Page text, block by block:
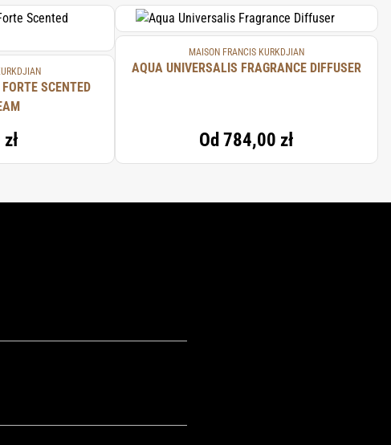
SCENTED
MAISON FRANCIS KURKDJIAN
AQUA UNIVERSALIS FRAGRANCE DIFFUSER
Od 784,00 zł